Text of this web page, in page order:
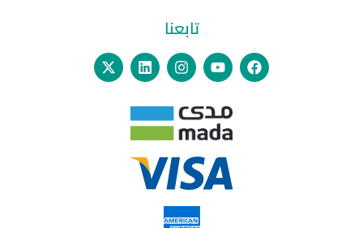
تابعنا